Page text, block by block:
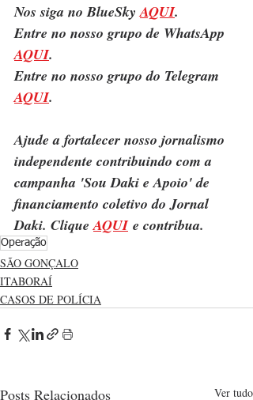
Nos siga no BlueSky AQUI.
Entre no nosso grupo de WhatsApp
AQUI.
Entre no nosso grupo do Telegram
AQUI.
Ajude a fortalecer nosso jornalismo
independente contribuindo com a
campanha 'Sou Daki e Apoio' de
financiamento coletivo do Jornal
Daki. Clique AQUI e contribua.
Operação
SÃO GONÇALO
ITABORAÍ
CASOS DE POLÍCIA
Posts Relacionados Ver tudo